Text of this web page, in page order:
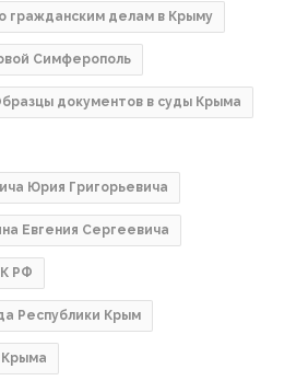
гражданским делам в Крыму
Симферополь
документов в суды Крыма
Юрия Григорьевича
Евгения Сергеевича
РФ
Республики Крым